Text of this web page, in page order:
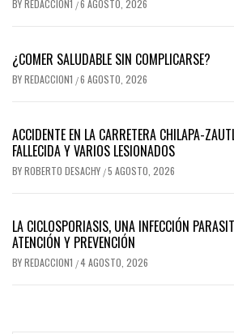
BYREDACCION1 /6 AGOSTO, 2026
¿COMER SALUDABLE SIN COMPLICARSE?
BYREDACCION1 /6 AGOSTO, 2026
ACCIDENTE EN LA CARRETERA CHILAPA-
FALLECIDA Y VARIOS LESIONADOS
BYROBERTO DESACHY /5 AGOSTO, 2026
LA CICLOSPORIASIS, UNA INFECCIÓN
ATENCIÓN Y PREVENCIÓN
BYREDACCION1 /4 AGOSTO, 2026